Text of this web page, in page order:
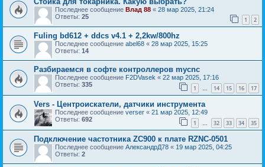
Последнее сообщение Влад 88 « 28 мар 2025, 21:24
Ответы: 25 1 2
Fuling bd612 + ddcs v4.1 + 2,2kw/800hz
Последнее сообщение abel68 « 28 мар 2025, 15:25
Ответы: 14
Разбираемся в софте контроллеров mycnc
Последнее сообщение F2DVasek « 22 мар 2025, 17:16
Ответы: 335 1 … 14 15 16 17
Vers - Центроискатели, датчики инструмента
Последнее сообщение verser « 21 мар 2025, 12:49
Ответы: 692 1 32 33 34 35
Подключение частотника ZC900 к плате RZNC-0501
Последнее сообщение АлександрД78 « 19 мар 2025, 04:25
Ответы: 2